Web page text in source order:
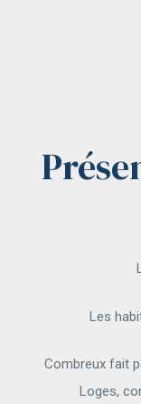
Les
Combreux fait
Loges,